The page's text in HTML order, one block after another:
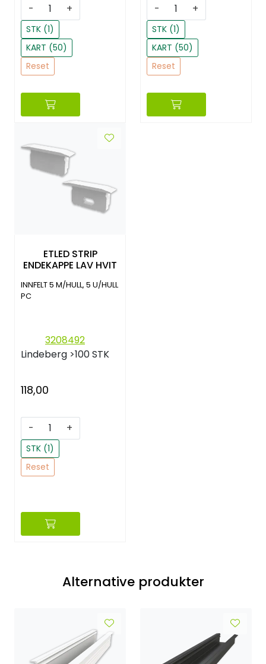
- +
STK (1)
KART (50)
Reset
- +
STK (1)
KART (50)
Reset
ETLED STRIP
ENDEKAPPE LAV HVIT
INNFELT 5 M/HULL, 5 U/HULL
PC
3208492
Lindeberg >100 STK
118,00
- +
STK (1)
Reset
Alternative produkter